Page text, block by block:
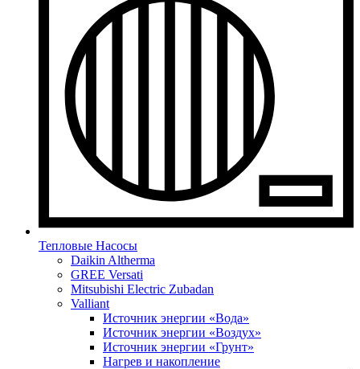
Тепловые Насосы
Daikin Altherma
GREE Versati
Mitsubishi Electric Zubadan
Valliant
Источник энергии «Вода»
Источник энергии «Воздух»
Источник энергии «Грунт»
Нагрев и накопление